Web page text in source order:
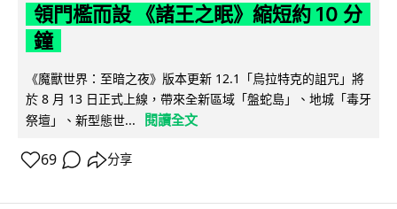
領門檻而設 《諸王之眠》縮短約 10 分
鐘
《魔獸世界：至暗之夜》版本更新 12.1「烏拉特克的詛咒」將
於 8 月 13 日正式上線，帶來全新區域「盤蛇島」、地城「毒牙
祭壇」、新型態世...
閱讀全文
69 分享